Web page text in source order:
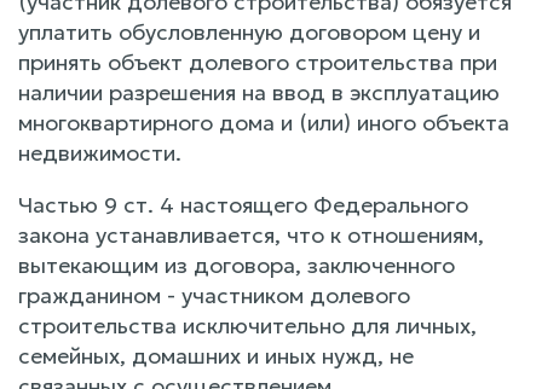
уплатить обусловленную договором цену и
принять объект долевого строительства при
наличии разрешения на ввод в эксплуатацию
многоквартирного дома и (или) иного объекта
недвижимости.
Частью 9 ст. 4 настоящего Федерального
закона устанавливается, что к отношениям,
вытекающим из договора, заключенного
гражданином - участником долевого
строительства исключительно для личных,
семейных, домашних и иных нужд, не